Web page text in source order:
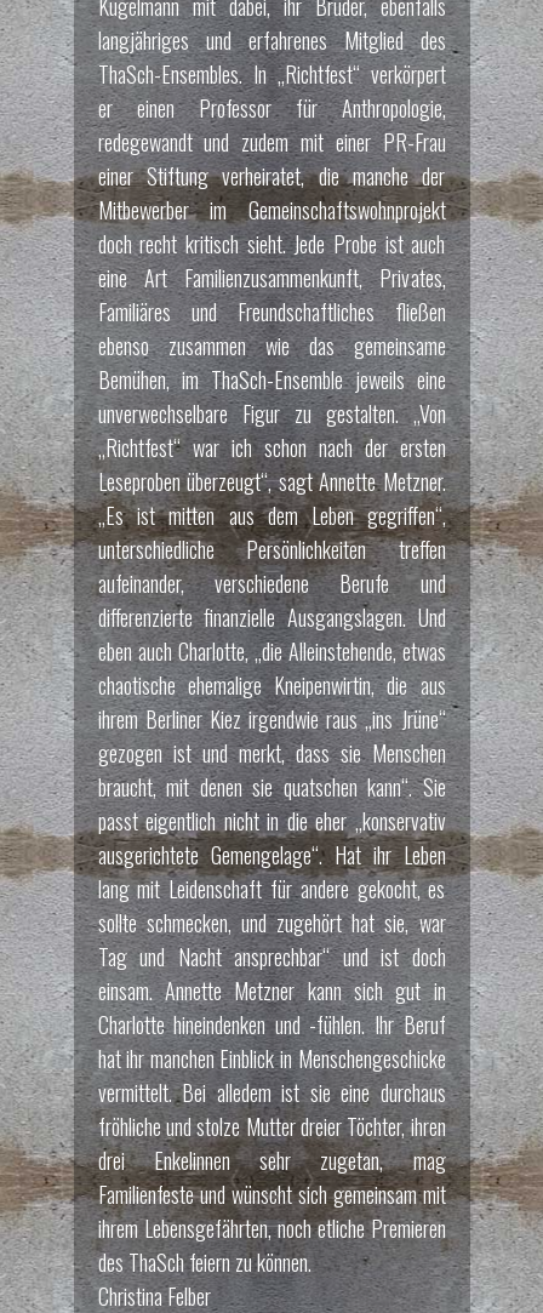
langjähriges und erfahrenes Mitglied des
ThaSch-Ensembles. In „Richtfest“ verkörpert
er einen Professor für Anthropologie,
redegewandt und zudem mit einer PR-Frau
einer Stiftung verheiratet, die manche der
Mitbewerber im Gemeinschaftswohnprojekt
doch recht kritisch sieht. Jede Probe ist auch
eine Art Familienzusammenkunft, Privates,
Familiäres und Freundschaftliches fließen
ebenso zusammen wie das gemeinsame
Bemühen, im ThaSch-Ensemble jeweils eine
unverwechselbare Figur zu gestalten. „Von
„Richtfest“ war ich schon nach der ersten
Leseproben überzeugt“, sagt Annette Metzner.
„Es ist mitten aus dem Leben gegriffen“,
unterschiedliche Persönlichkeiten treffen
aufeinander, verschiedene Berufe und
differenzierte finanzielle Ausgangslagen. Und
eben auch Charlotte, „die Alleinstehende, etwas
chaotische ehemalige Kneipenwirtin, die aus
ihrem Berliner Kiez irgendwie raus „ins Jrüne“
gezogen ist und merkt, dass sie Menschen
braucht, mit denen sie quatschen kann“. Sie
passt eigentlich nicht in die eher „konservativ
ausgerichtete Gemengelage“. Hat ihr Leben
lang mit Leidenschaft für andere gekocht, es
sollte schmecken, und zugehört hat sie, war
Tag und Nacht ansprechbar“ und ist doch
einsam. Annette Metzner kann sich gut in
Charlotte hineindenken und -fühlen. Ihr Beruf
hat ihr manchen Einblick in Menschengeschicke
vermittelt. Bei alledem ist sie eine durchaus
fröhliche und stolze Mutter dreier Töchter, ihren
drei Enkelinnen sehr zugetan, mag
Familienfeste und wünscht sich gemeinsam mit
ihrem Lebensgefährten, noch etliche Premieren
des ThaSch feiern zu können.
Christina Felber